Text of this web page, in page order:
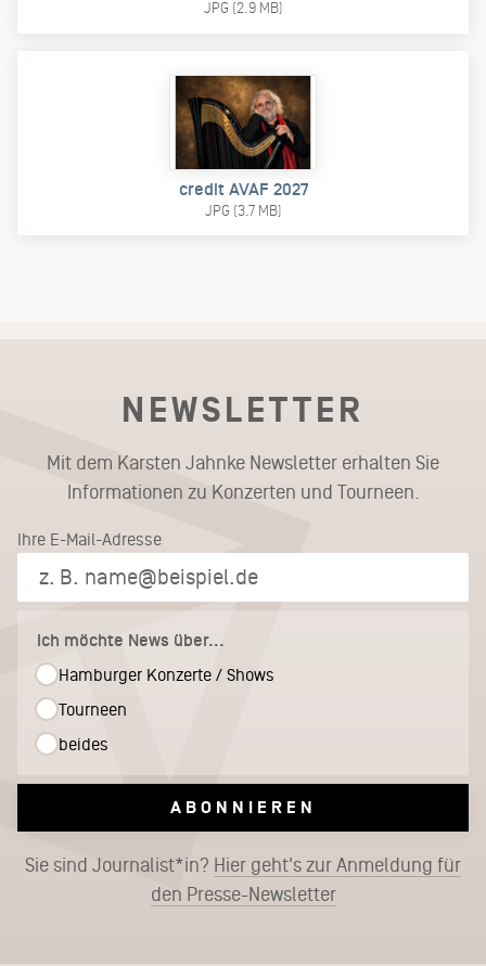
JPG (2.9 MB)
credit AVAF 2027
JPG (3.7 MB)
NEWSLETTER
Mit dem Karsten Jahnke Newsletter erhalten Sie
Informationen zu Konzerten und Tourneen.
Ihre E-Mail-Adresse
Ich möchte News über...
Hamburger Konzerte / Shows
Tourneen
beides
ABONNIEREN
Sie sind Journalist*in? Hier geht's zur Anmeldung für
den Presse-Newsletter